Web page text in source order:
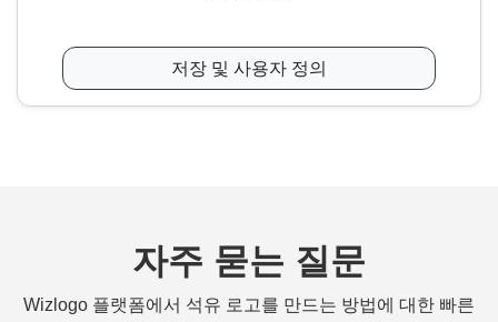
저장 및 사용자 정의
자주 묻는 질문
Wizlogo 플랫폼에서 석유 로고를 만드는 방법에 대한 빠른